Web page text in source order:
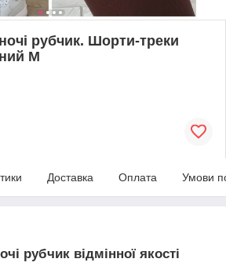
рубчик. Шорти-треки
М
Доставка Оплата Умови
рубчик відмінної якості